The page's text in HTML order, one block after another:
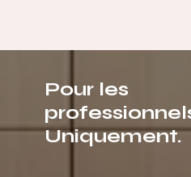
Pour les
Uniquement.